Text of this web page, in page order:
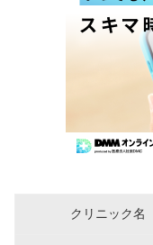
クリニック名